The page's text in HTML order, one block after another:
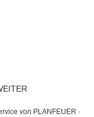
von PLANFEUER ·